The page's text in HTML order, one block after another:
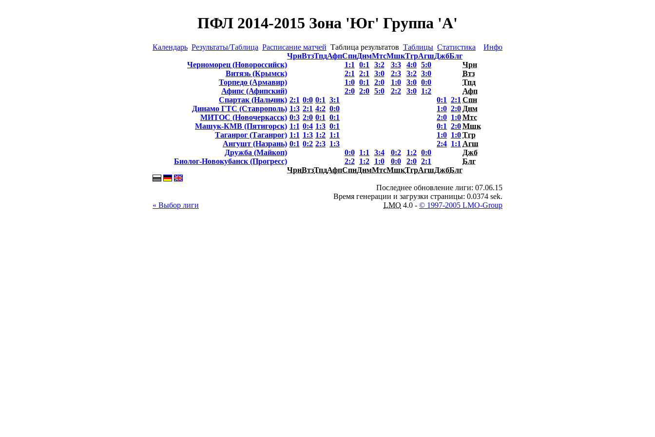
ПФЛ 2014-2015 Зона 'Юг' Группа 'А'
Календарь Результаты/Таблица Расписание матчей Таблица результатов Таблицы Статистика
Инфо
ЧрнВтзТпдАфпСпнДнмМтсМшкТгрАгшДжбБлг
Черноморец (Новороссийск)
1:1 0:1 3:2 3:3 4:0 5:0
Чрн
Витязь (Крымск)
2:1 2:1 3:0 2:3 3:2 3:0
Втз
Торпедо (Армавир)
1:0 0:1 2:0 1:0 3:0 0:0
Тпд
Афипс (Афипский)
2:0 2:0 5:0 2:2 3:0 1:2
Афп
Спартак (Нальчик) 2:1 0:0 0:1 3:1 0:1 2:1 Спн
Динамо ГТС (Ставрополь) 1:3 2:1 4:2 0:0 1:0 2:0 Днм
МИТОС (Новочеркасск) 0:3 2:0 0:1 0:1 2:0 1:0Мтс
Машук-КМВ (Пятигорск) 1:1 0:4 1:3 0:1 0:1 2:0Мшк
Таганрог (Таганрог) 1:1 1:3 1:2 1:1 1:0 1:0Тгр
Ангушт (Назрань) 0:1 0:2 2:3 1:3 2:4 1:1 Агш
Дружба (Майкоп)
0:0 1:1 3:4 0:2 1:2 0:0
Джб
Биолог-Новокубанск (Прогресс)
2:2 1:2 1:0 0:0 2:0 2:1
Блг
ЧрнВтзТпдАфпСпнДнмМтсМшкТгрАгшДжбБлг
« Выбор лиги
Последнее обновление лиги: 07.06.15
Время генерации и загрузки страницы: 0.0374 sek.
LMO 4.0 - © 1997-2005 LMO-Group